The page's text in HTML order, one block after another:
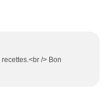
/> Bon